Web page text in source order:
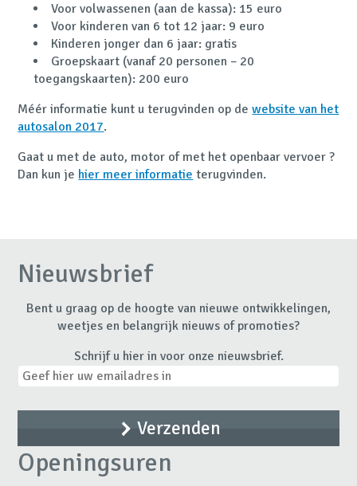
Voor volwassenen (aan de kassa): 15 euro
Voor kinderen van 6 tot 12 jaar: 9 euro
Kinderen jonger dan 6 jaar: gratis
Groepskaart (vanaf 20 personen – 20
toegangskaarten): 200 euro
Méér informatie kunt u terugvinden op dewebsite van het
autosalon 2017.
Gaat u met de auto, motor of met het openbaar vervoer ?
Dan kun je hier meer informatie terugvinden.
Nieuwsbrief
Bent u graag op de hoogte van nieuwe ontwikkelingen,
weetjes en belangrijk nieuws of promoties?
Schrijf u hier in voor onze nieuwsbrief.
Openingsuren